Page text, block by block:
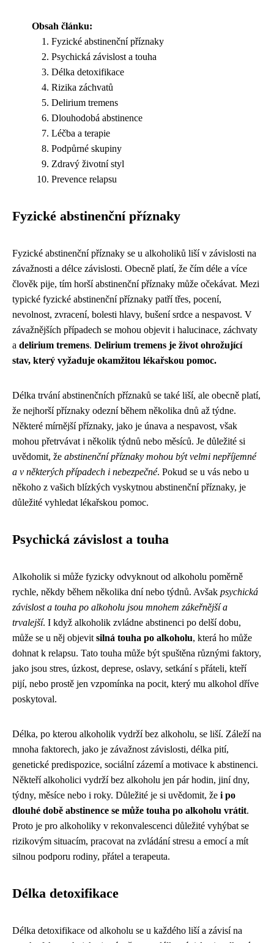
Obsah článku:
Fyzické abstinenční příznaky
Psychická závislost a touha
Délka detoxifikace
Rizika záchvatů
Delirium tremens
Dlouhodobá abstinence
Léčba a terapie
Podpůrné skupiny
Zdravý životní styl
Prevence relapsu
Fyzické abstinenční příznaky
Fyzické abstinenční příznaky se u alkoholiků liší v závislosti na
závažnosti a délce závislosti. Obecně platí, že čím déle a více
člověk pije, tím horší abstinenční příznaky může očekávat. Mezi
typické fyzické abstinenční příznaky patří třes, pocení,
nevolnost, zvracení, bolesti hlavy, bušení srdce a nespavost. V
závažnějších případech se mohou objevit i halucinace, záchvaty
a delirium tremens. Delirium tremens je život ohrožující
stav, který vyžaduje okamžitou lékařskou pomoc.
Délka trvání abstinenčních příznaků se také liší, ale obecně platí,
že nejhorší příznaky odezní během několika dnů až týdne.
Některé mírnější příznaky, jako je únava a nespavost, však
mohou přetrvávat i několik týdnů nebo měsíců. Je důležité si
uvědomit, že abstinenční příznaky mohou být velmi nepříjemné
a v některých případech i nebezpečné. Pokud se u vás nebo u
někoho z vašich blízkých vyskytnou abstinenční příznaky, je
důležité vyhledat lékařskou pomoc.
Psychická závislost a touha
Alkoholik si může fyzicky odvyknout od alkoholu poměrně
rychle, někdy během několika dní nebo týdnů. Avšak psychická
závislost a touha po alkoholu jsou mnohem zákeřnější a
trvalejší. I když alkoholik zvládne abstinenci po delší dobu,
může se u něj objevit silná touha po alkoholu, která ho může
dohnat k relapsu. Tato touha může být spuštěna různými faktory,
jako jsou stres, úzkost, deprese, oslavy, setkání s přáteli, kteří
pijí, nebo prostě jen vzpomínka na pocit, který mu alkohol dříve
poskytoval.
Délka, po kterou alkoholik vydrží bez alkoholu, se liší. Záleží na
mnoha faktorech, jako je závažnost závislosti, délka pití,
genetické predispozice, sociální zázemí a motivace k abstinenci.
Někteří alkoholici vydrží bez alkoholu jen pár hodin, jiní dny,
týdny, měsíce nebo i roky. Důležité je si uvědomit, že i po
dlouhé době abstinence se může touha po alkoholu vrátit.
Proto je pro alkoholiky v rekonvalescenci důležité vyhýbat se
rizikovým situacím, pracovat na zvládání stresu a emocí a mít
silnou podporu rodiny, přátel a terapeuta.
Délka detoxifikace
Délka detoxifikace od alkoholu se u každého liší a závisí na